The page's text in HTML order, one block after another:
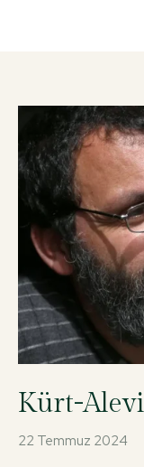
Kürt-Alevi
22 Temmuz 2024